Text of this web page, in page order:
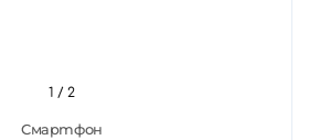
Смартфон
1 / 2